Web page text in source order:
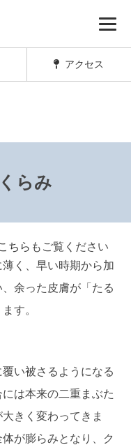
アクセス
ャンセル待ちを
らみ
ちら もご覧ください
薄く、早い時期から加
余った皮膚が「たる
す。
い被さるようになる
は本来の二重まぶた
きく変わってきま
が膨らみとなり、ク